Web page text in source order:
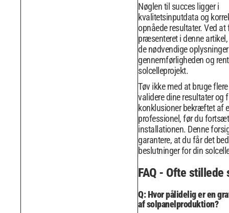
Nøglen til succes ligger i
kvalitetsinputdata og
opnåede resultater. Ved
præsenteret i denne
de nødvendige
gennemførligheden og
solcelleprojekt.
Tøv ikke med at bruge
validere dine resultater og
konklusioner bekræftet af
professionel, før du
installationen. Denne
garantere, at du får det
beslutninger for din
FAQ - Ofte stillede
Q: Hvor pålidelig er en
af solpanelproduktion?